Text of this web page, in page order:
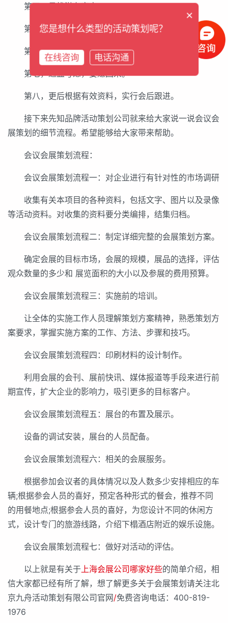
第四，寻找潜在客户
第五，产品介绍
第六，拓展品牌度
第七，通盘考虑，要赚回来。
第八，更后根据有效资料，实行会后跟进。
接下来先知品牌活动策划公司就来给大家说一说会议会
展策划的细节流程。希望能够给大家带来帮助。
会议会展策划流程：
会议会展策划流程一：对企业进行有针对性的市场调研
收集有关本项目的各种资料，包括文字、图片以及录像
等活动资料。对收集的资料要分类编排，结集归档。
会议会展策划流程二：制定详细完整的会展策划方案。
确定会展的目标市场，会展的规模，展品的选择，评估
观众数量的多少和 展览面积的大小以及参展的费用预算。
会议会展策划流程三：实施前的培训。
让全体的实施工作人员理解策划方案精神，熟悉策划方
案要求，掌握实施方案的工作、方法、步骤和技巧。
会议会展策划流程四：印刷材料的设计制作。
利用会展的会刊、展前快讯、媒体报道等手段来进行前
期宣传，扩大企业的影响力，吸引更多的目标客户。
会议会展策划流程五：展台的布置及展示。
设备的调试安装，展台的人员配备。
会议会展策划流程六：相关的会展服务。
根据参加会议者的具体情况以及人数多少安排相应的车
辆;根据参会人员的喜好，预定各种形式的餐会，推荐不同
的用餐地点;根据参会人员的喜好，为您设计不同的休闲方
式，设计专门的旅游线路，介绍下榻酒店附近的娱乐设施。
会议会展策划流程七：做好对活动的评估。
以上就是有关于 上海会展公司哪家好些的简单介绍，相
信大家都已经有所了解，想了解更多关于会展策划请关注北
京九舟活动策划有限公司官网/免费咨询电话：400-819-
1976
×
您是想什么类型的活动策划呢？
在线咨询 电话沟通